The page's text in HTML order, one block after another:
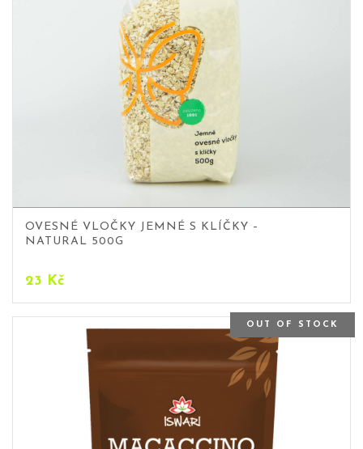
OVESNÉ VLOČKY JEMNÉ S KLÍČKY –
NATURAL 500G
23 Kč
OUT OF STOCK